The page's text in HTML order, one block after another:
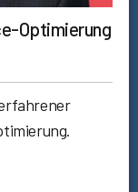
Optimierung